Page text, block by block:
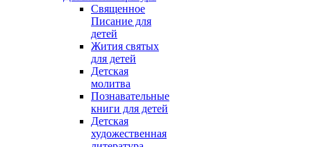
Священное
Писание для
детей
Жития святых
для детей
Детская
молитва
Познавательные
книги для детей
Детская
художественная